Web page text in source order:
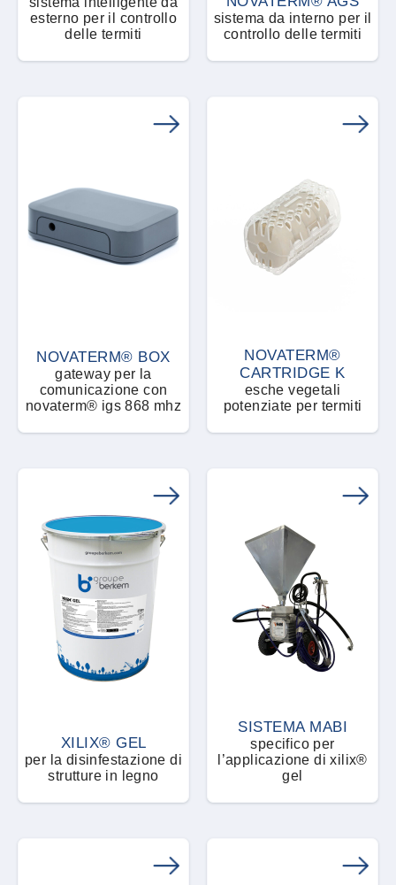
esterno per il controllo
delle termiti
sistema da interno per il
controllo delle termiti
NOVATERM® BOX
gateway per la
comunicazione con
novaterm® igs 868 mhz
NOVATERM®
CARTRIDGE K
esche vegetali
potenziate per termiti
XILIX® GEL
per la disinfestazione di
strutture in legno
SISTEMA MABI
specifico per
l’applicazione di xilix®
gel